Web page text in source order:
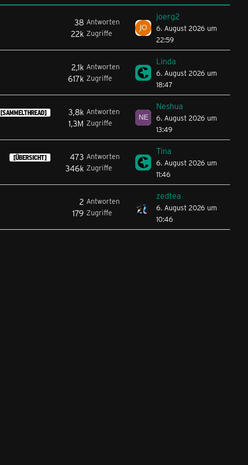
Antworten
38
Zugriffe
22k
joerg2
6. August 2026 um
22:59
Antworten
2,1k
Zugriffe
617k
Linda
6. August 2026 um
18:47
[SAMMELTHREAD] Antworten
3,8k
Zugriffe
1,3M
Neshua
6. August 2026 um
13:49
[ÜBERSICHT] Antworten
473
Zugriffe
346k
Tina
6. August 2026 um
11:46
Antworten
2
Zugriffe
179
zedtea
6. August 2026 um
10:46